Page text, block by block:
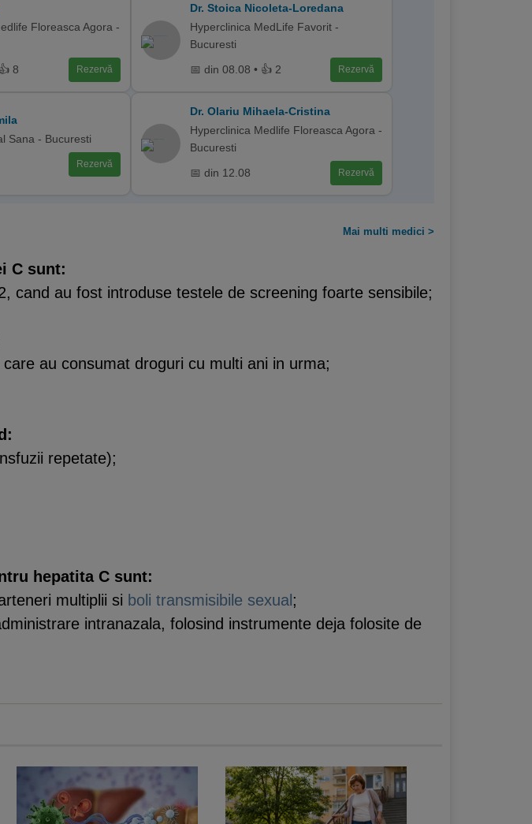
Floreasca Agora -
8 Rezervă
Dr. Stoica Nicoleta-Loredana
Hyperclinica MedLife Favorit -
Bucuresti
📅 din 08.08 • 👍 2 Rezervă
Sana - Bucuresti
Rezervă
Dr. Olariu Mihaela-Cristina
Hyperclinica Medlife Floreasca Agora -
Bucuresti
📅 din 12.08 Rezervă
Mai multi medici >
C sunt:
cand au fost introduse testele de screening foarte sensibile;
au consumat droguri cu multi ani in urma;
repetate);
hepatita C sunt:
multiplii si boli transmisibile sexual;
intranazala, folosind instrumente deja folosite de